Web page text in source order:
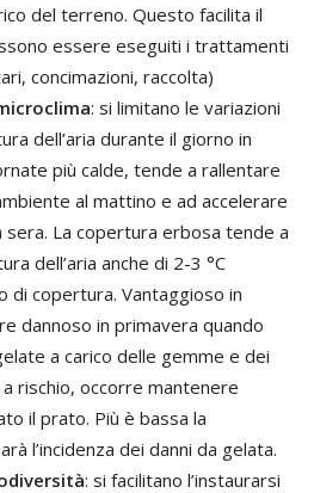
del terreno. Questo facilita il
essere eseguiti i trattamenti
concimazioni, raccolta)
: si limitano le variazioni
dell’aria durante il giorno in
più calde, tende a rallentare
al mattino e ad accelerare
La copertura erbosa tende a
dell’aria anche di 2-3 °C
di copertura. Vantaggioso in
dannoso in primavera quando
a carico delle gemme e dei
rischio, occorre mantenere
il prato. Più è bassa la
l’incidenza dei danni da gelata.
: si facilitano l’instaurarsi